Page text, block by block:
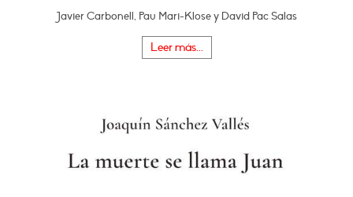
Javier Carbonell, Pau Mari-Klose y David Pac Salas
Leer más...